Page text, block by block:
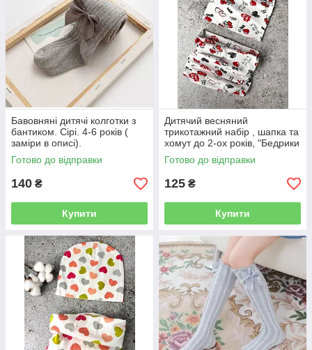
Бавовняні дитячі колготки з
бантиком. Сірі. 4-6 років (
заміри в описі).
Готово до відправки
140 ₴
Купити
Дитячий весняний
трикотажний набір , шапка та
хомут до 2-ох років, "Бедрики
з сердечками" . ( Заміри в
описі ).
Готово до відправки
125 ₴
Купити